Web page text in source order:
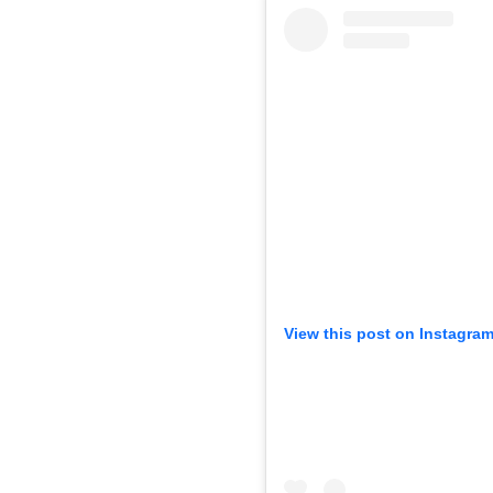
View this post on Instagram